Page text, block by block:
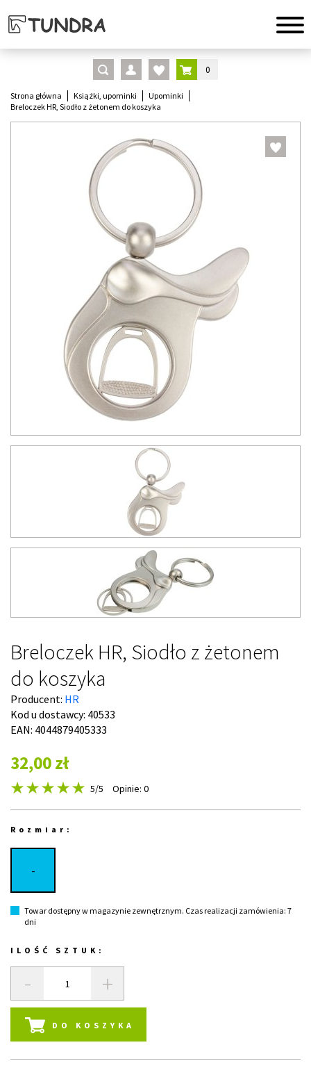
0
Strona główna Książki, upominki
Upominki
Breloczek HR, Siodło z żetonem do koszyka
Breloczek HR, Siodło z żetonem
do koszyka
Producent: HR
Kod u dostawcy: 40533
EAN: 4044879405333
32,00 zł
5/5 Opinie: 0
Rozmiar:
-
Towar dostępny w magazynie zewnętrznym. Czas realizacji zamówienia: 7
dni
ILOŚĆ SZTUK:
- +
DO KOSZYKA